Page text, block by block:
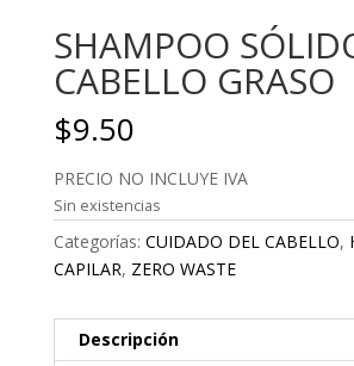
SHAMPOO
CABELLO GRASO
$9.50
PRECIO NO INCLUYE IVA
Sin existencias
Categorías: CUIDADO DEL CABELLO,
CAPILAR, ZERO WASTE
Descripción